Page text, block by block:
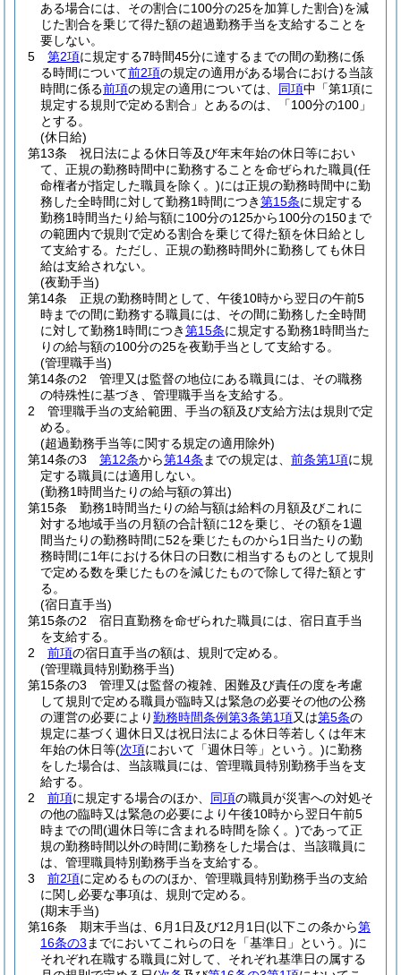
ある場合には、その割合に100分の25を加算した割合)を減
じた割合を乗じて得た額の超過勤務手当を支給することを
要しない。
5
第2項に規定する7時間45分に達するまでの間の勤務に係
る時間について前2項の規定の適用がある場合における当該
時間に係る前項の規定の適用については、 同項中「第1項に
規定する規則で定める割合」とあるのは、「100分の100」
とする。
(休日給)
第13条
祝日法による休日等及び年末年始の休日等におい
て、正規の勤務時間中に勤務することを命ぜられた職員(任
命権者が指定した職員を除く。)には正規の勤務時間中に勤
務した全時間に対して勤務1時間につき第15条に規定する
勤務1時間当たり給与額に100分の125から100分の150まで
の範囲内で規則で定める割合を乗じて得た額を休日給とし
て支給する。 ただし、正規の勤務時間外に勤務しても休日
給は支給されない。
(夜勤手当)
第14条
正規の勤務時間として、午後10時から翌日の午前5
時までの間に勤務する職員には、その間に勤務した全時間
に対して勤務1時間につき第15条に規定する勤務1時間当た
りの給与額の100分の25を夜勤手当として支給する。
(管理職手当)
第14条の2
管理又は監督の地位にある職員には、その職務
の特殊性に基づき、管理職手当を支給する。
2
管理職手当の支給範囲、手当の額及び支給方法は規則で定
める。
(超過勤務手当等に関する規定の適用除外)
第14条の3
第12条から第14条 までの規定は、 前条第1項に規
定する職員には適用しない。
(勤務1時間当たりの給与額の算出)
第15条
勤務1時間当たりの給与額は給料の月額及びこれに
対する地域手当の月額の合計額に12を乗じ、その額を1週
間当たりの勤務時間に52を乗じたものから1日当たりの勤
務時間に1年における休日の日数に相当するものとして規則
で定める数を乗じたものを減じたもので除して得た額とす
る。
(宿日直手当)
第15条の2
宿日直勤務を命ぜられた職員には、宿日直手当
を支給する。
2
前項の宿日直手当の額は、規則で定める。
(管理職員特別勤務手当)
第15条の3
管理又は監督の複雑、困難及び責任の度を考慮
して規則で定める職員が臨時又は緊急の必要その他の公務
の運営の必要により勤務時間条例第3条第1項又は第5条の
規定に基づく週休日又は祝日法による休日等若しくは年末
年始の休日等(次項において「週休日等」という。)に勤務
をした場合は、当該職員には、管理職員特別勤務手当を支
給する。
2
前項に規定する場合のほか、 同項の職員が災害への対処そ
の他の臨時又は緊急の必要により午後10時から翌日午前5
時までの間(週休日等に含まれる時間を除く。)であって正
規の勤務時間以外の時間に勤務をした場合は、当該職員に
は、管理職員特別勤務手当を支給する。
3
前2項に定めるもののほか、管理職員特別勤務手当の支給
に関し必要な事項は、規則で定める。
(期末手当)
第16条
期末手当は、6月1日及び12月1日(以下この条から第
16条の3 までにおいてこれらの日を「基準日」という。)に
それぞれ在職する職員に対して、それぞれ基準日の属する